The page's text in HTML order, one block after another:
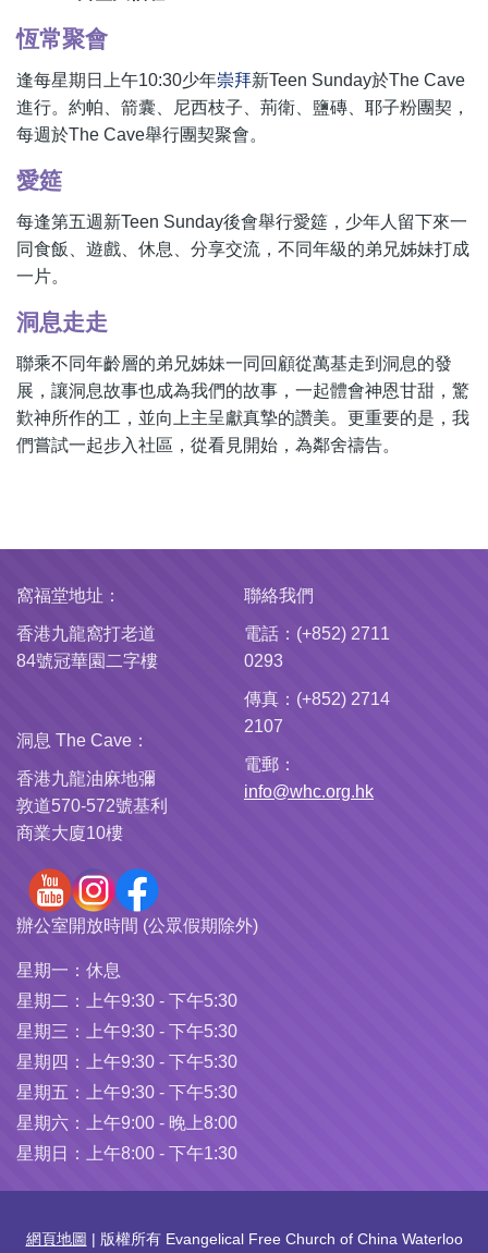
恆常聚會
逢每星期日上午10:30少年崇拜新Teen Sunday於The Cave
進行。約帕、箭囊、尼西枝子、荊衛、鹽磚、耶子粉團契，
每週於The Cave舉行團契聚會。
愛筵
每逢第五週新Teen Sunday後會舉行愛筵，少年人留下來一
同食飯、遊戲、休息、分享交流，不同年級的弟兄姊妹打成
一片。
洞息走走
聯乘不同年齡層的弟兄姊妹一同回顧從萬基走到洞息的發
展，讓洞息故事也成為我們的故事，一起體會神恩甘甜，驚
歎神所作的工，並向上主呈獻真摯的讚美。更重要的是，我
們嘗試一起步入社區，從看見開始，為鄰舍禱告。
窩福堂地址：
香港九龍窩打老道
84號冠華園二字樓
洞息 The Cave：
香港九龍油麻地彌
敦道570-572號基利
商業大廈10樓
聯絡我們
電話：(+852) 2711
0293
傳真：(+852) 2714
2107
電郵：
info@whc.org.hk
辦公室開放時間 (公眾假期除外)
星期一： 休息
星期二：
上午9:30 - 下午5:30
星期三：
上午9:30 - 下午5:30
星期四：
上午9:30 - 下午5:30
星期五：
上午9:30 - 下午5:30
星期六：
上午9:00 - 晚上8:00
星期日：
上午8:00 - 下午1:30
網頁地圖 | 版權所有 Evangelical Free Church of China Waterloo